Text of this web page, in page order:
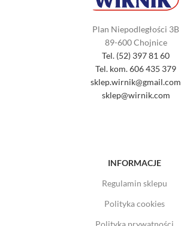
Plan Niepodległości 3B
89-600 Chojnice
Tel. (52) 397 81 60
Tel. kom. 606 435 379
sklep.wirnik@gmail.com
sklep@wirnik.com
INFORMACJE
Regulamin sklepu
Polityka cookies
Polityka prywatności